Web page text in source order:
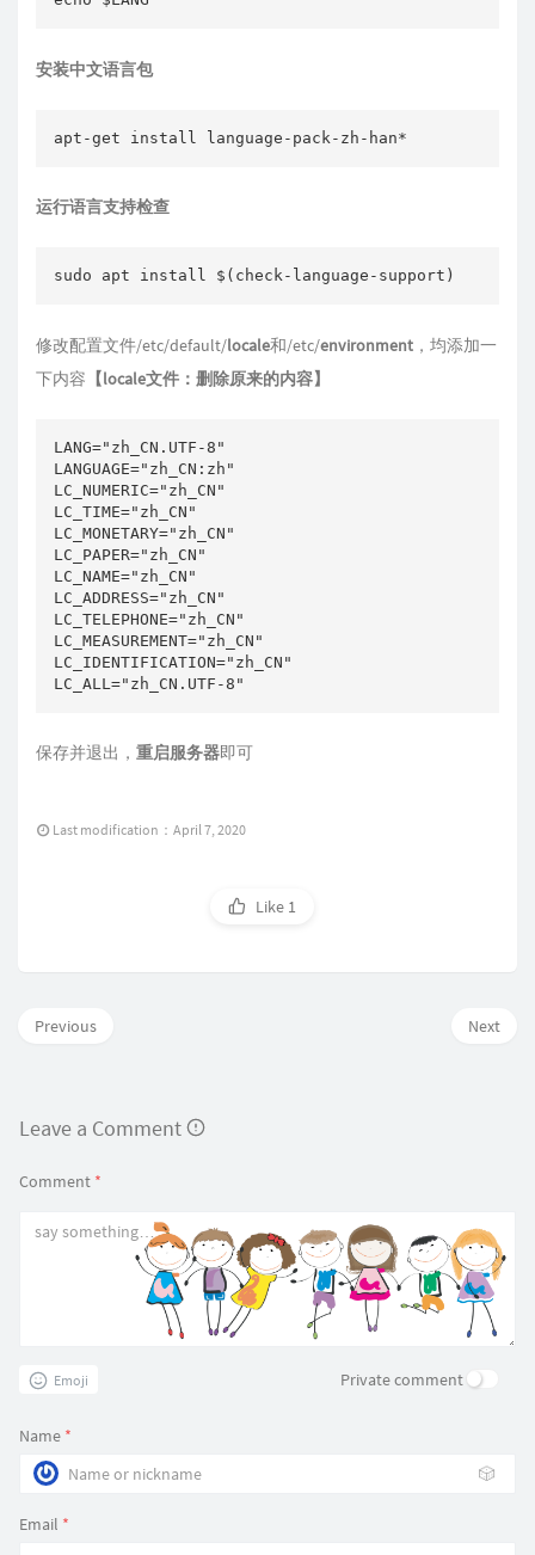
安装中文语言包
apt-get install language-pack-zh-han*
运行语言支持检查
sudo apt install $(check-language-support)
修改配置文件/etc/default/locale和/etc/environment ，均添加一
下内容 【locale文件：删除原来的内容】
LANG="zh_CN.UTF-8"
LANGUAGE="zh_CN:zh"
LC_NUMERIC="zh_CN"
LC_TIME="zh_CN"
LC_MONETARY="zh_CN"
LC_PAPER="zh_CN"
LC_NAME="zh_CN"
LC_ADDRESS="zh_CN"
LC_TELEPHONE="zh_CN"
LC_MEASUREMENT="zh_CN"
LC_IDENTIFICATION="zh_CN"
LC_ALL="zh_CN.UTF-8"
保存并退出， 重启服务器即可
Last modification：April 7, 2020
Like 1
Next
Previous
Leave a Comment
Comment *
Emoji Private comment
Name *
🎲
Email *